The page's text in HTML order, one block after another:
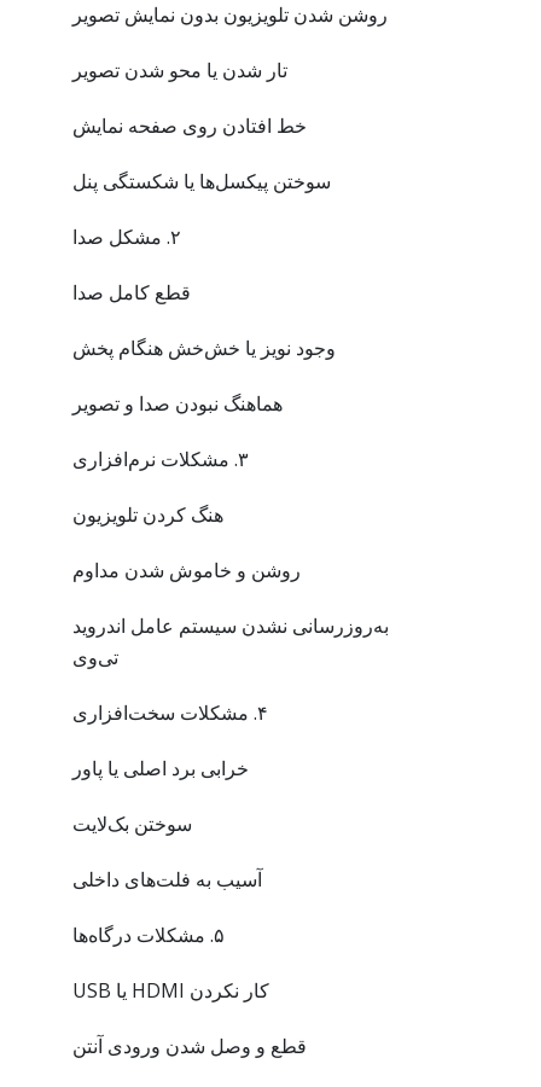
روشن شدن تلویزیون بدون نمایش تصویر
تار شدن یا محو شدن تصویر
خط افتادن روی صفحه نمایش
سوختن پیکسل‌ها یا شکستگی پنل
۲. مشکل صدا
قطع کامل صدا
وجود نویز یا خش‌خش هنگام پخش
هماهنگ نبودن صدا و تصویر
۳. مشکلات نرم‌افزاری
هنگ کردن تلویزیون
روشن و خاموش شدن مداوم
به‌روزرسانی نشدن سیستم عامل اندروید
تی‌وی
۴. مشکلات سخت‌افزاری
خرابی برد اصلی یا پاور
سوختن بک‌لایت
آسیب به فلت‌های داخلی
۵. مشکلات درگاه‌ها
کار نکردن HDMI یا USB
قطع و وصل شدن ورودی آنتن